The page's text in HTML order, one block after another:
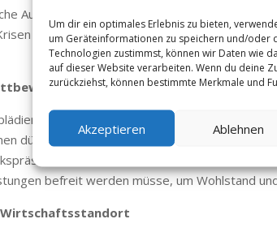
Um dir ein optimales Erlebnis zu bieten,
um Geräteinformationen zu speichern und/oder
Technologien zustimmst, können wir Daten wie
auf dieser Website verarbeiten. Wenn du deine
zurückziehst, können bestimmte Merkmale und
Akzeptieren Ablehnen
Ausrichtung freizumachen. „Eine
zu meistern und Deutschlands
und sofortige
Pirner für eine klare wirtschaftliche
dürfen nicht auf Neuwahlen warten. Es
Er hebt hervor, dass das
befreit werden müsse, um Wohlstand
Wirtschaftsstandort